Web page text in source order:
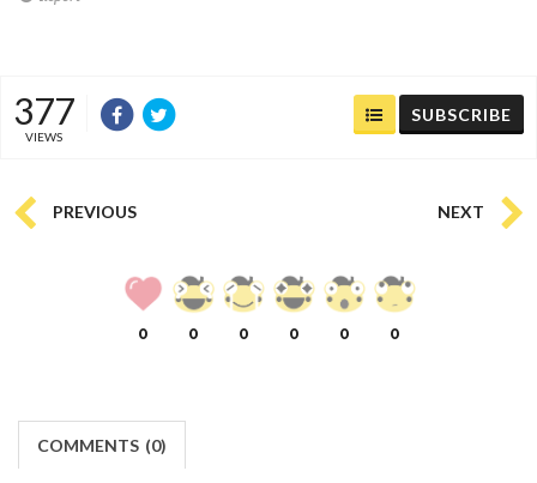
377
VIEWS
SUBSCRIBE
PREVIOUS NEXT
0 0 0 0 0 0
COMMENTS (0)